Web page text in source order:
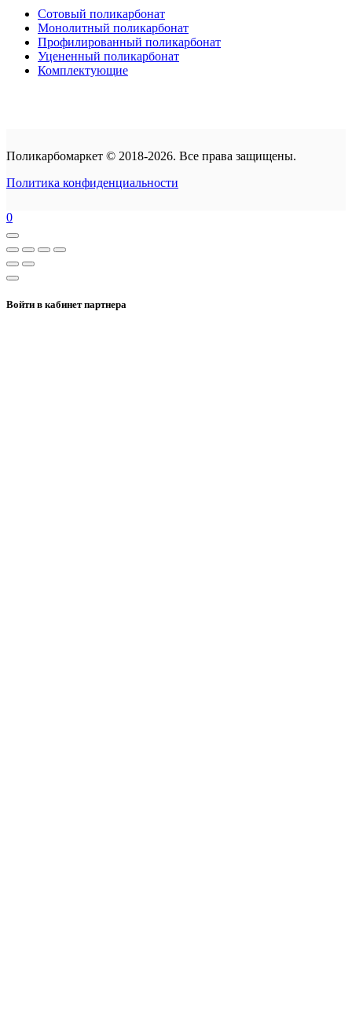
Сотовый поликарбонат
Монолитный поликарбонат
Профилированный поликарбонат
Уцененный поликарбонат
Комплектующие
Поликарбомаркет © 2018-2026. Все права защищены.
Политика конфиденциальности
0
Войти в кабинет партнера